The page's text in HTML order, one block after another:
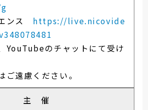
ンス https://live.nicovide
YouTubeのチャットにて受け
遠慮ください。
主 催